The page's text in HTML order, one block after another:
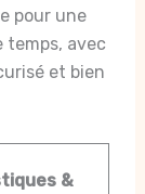
pour une
temps, avec
et bien
&